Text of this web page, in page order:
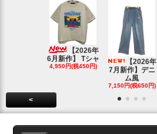
【2026年
6月新作】 Tシャ
4,950円(税450円)
【2026年
7月新作】デニ
ム風
7,150円(税650円)
<